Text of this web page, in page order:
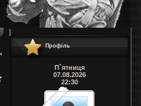
]
Профіль
П`ятниця
07.08.2026
22:30